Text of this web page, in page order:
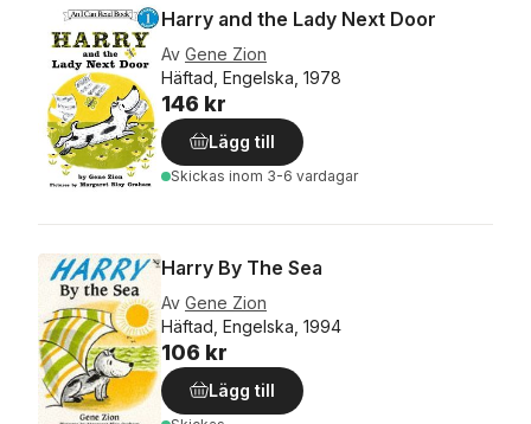
Harry and the Lady Next Door
Av Gene Zion
Häftad, Engelska, 1978
146 kr
Lägg till
Skickas inom 3-6 vardagar
Harry By The Sea
Av Gene Zion
Häftad, Engelska, 1994
106 kr
Lägg till